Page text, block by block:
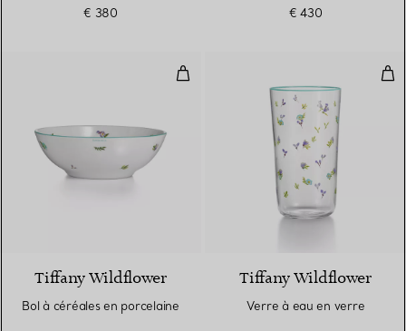
€ 380 € 430
Bol à céréales en porcelaine
Tiffany Wildflower
Bol à céréales en porcelaine
Tiffany Wildflower
Verre à eau en verre